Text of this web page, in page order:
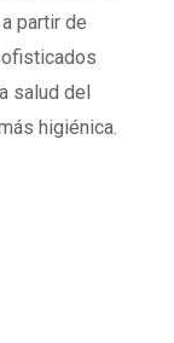
partir de
salud del
higiénica.